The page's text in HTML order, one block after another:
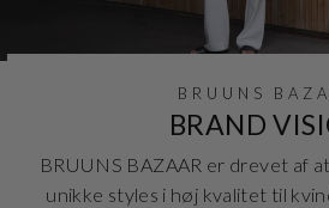
BRUUNS
BRAND
BRUUNS BAZAAR er drevet af
unikke styles i høj kvalitet til